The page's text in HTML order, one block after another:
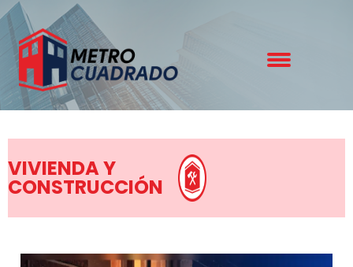
VIVIENDA Y
CONSTRUCCIÓN